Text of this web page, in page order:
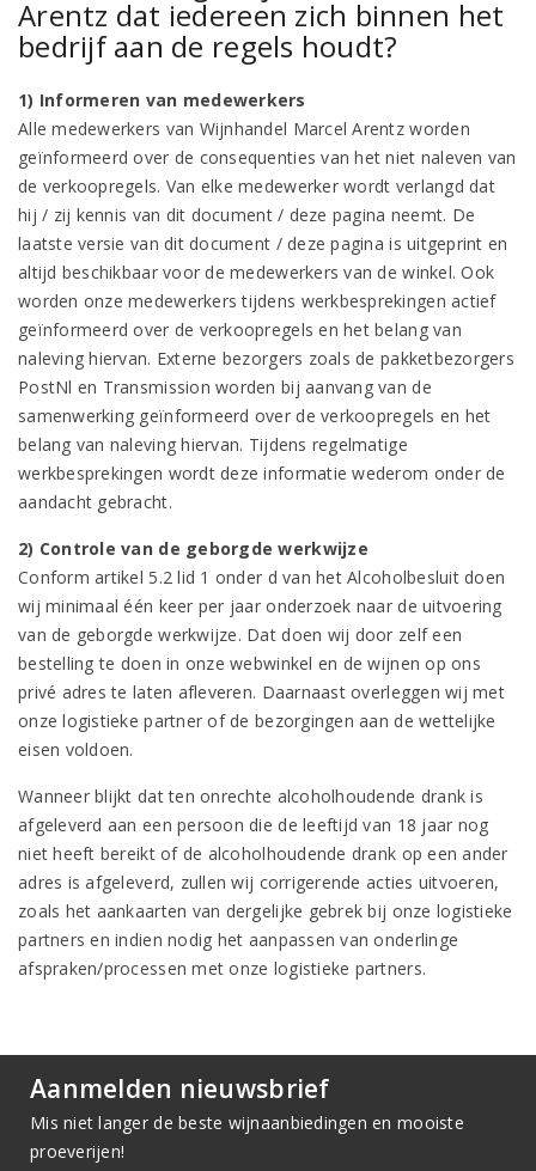
Arentz dat iedereen zich binnen het
bedrijf aan de regels houdt?
1) Informeren van medewerkers
Alle medewerkers van Wijnhandel Marcel Arentz worden
geïnformeerd over de consequenties van het niet naleven van
de verkoopregels. Van elke medewerker wordt verlangd dat
hij / zij kennis van dit document / deze pagina neemt. De
laatste versie van dit document / deze pagina is uitgeprint en
altijd beschikbaar voor de medewerkers van de winkel. Ook
worden onze medewerkers tijdens werkbesprekingen actief
geïnformeerd over de verkoopregels en het belang van
naleving hiervan. Externe bezorgers zoals de pakketbezorgers
PostNl en Transmission worden bij aanvang van de
samenwerking geïnformeerd over de verkoopregels en het
belang van naleving hiervan. Tijdens regelmatige
werkbesprekingen wordt deze informatie wederom onder de
aandacht gebracht.
2) Controle van de geborgde werkwijze
Conform artikel 5.2 lid 1 onder d van het Alcoholbesluit doen
wij minimaal één keer per jaar onderzoek naar de uitvoering
van de geborgde werkwijze. Dat doen wij door zelf een
bestelling te doen in onze webwinkel en de wijnen op ons
privé adres te laten afleveren. Daarnaast overleggen wij met
onze logistieke partner of de bezorgingen aan de wettelijke
eisen voldoen.
Wanneer blijkt dat ten onrechte alcoholhoudende drank is
afgeleverd aan een persoon die de leeftijd van 18 jaar nog
niet heeft bereikt of de alcoholhoudende drank op een ander
adres is afgeleverd, zullen wij corrigerende acties uitvoeren,
zoals het aankaarten van dergelijke gebrek bij onze logistieke
partners en indien nodig het aanpassen van onderlinge
afspraken/processen met onze logistieke partners.
Aanmelden nieuwsbrief
Mis niet langer de beste wijnaanbiedingen en mooiste
proeverijen!